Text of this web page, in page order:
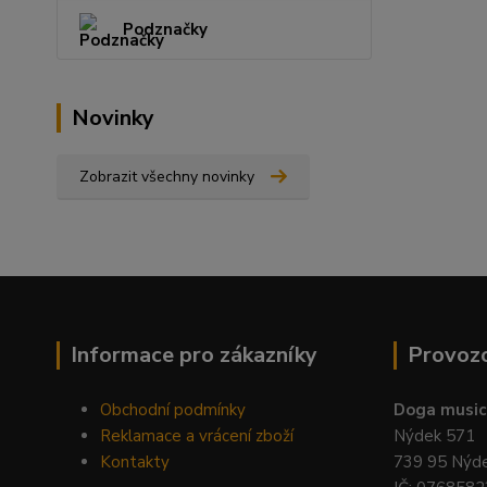
Podznačky
Novinky
Zobrazit všechny novinky
Informace pro zákazníky
Obchodní podmínky
Reklamace a vrácení zboží
Kontakty
Doga
Nýdek 571
739 95